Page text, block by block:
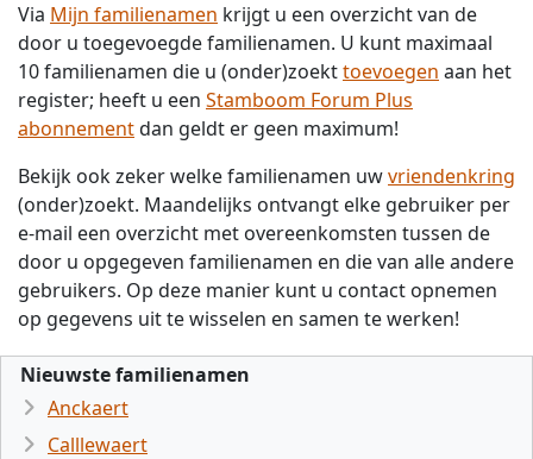
Via Mijn familienamen krijgt u een overzicht van de
door u toegevoegde familienamen. U kunt maximaal
10 familienamen die u (onder)zoekttoevoegen aan het
register; heeft u een Stamboom Forum Plus
abonnementdan geldt er geen maximum!
Bekijk ook zeker welke familienamen uwvriendenkring
(onder)zoekt. Maandelijks ontvangt elke gebruiker per
e-mail een overzicht met overeenkomsten tussen de
door u opgegeven familienamen en die van alle andere
gebruikers. Op deze manier kunt u contact opnemen
op gegevens uit te wisselen en samen te werken!
Nieuwste familienamen
Anckaert
Calllewaert